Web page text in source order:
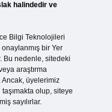
halindedir ve
Bilgi Teknolojileri
bir Yer
Bu nedenle, sitedeki
araştırma
Ancak, üyelerimiz
olup, siteye
sayılırlar.